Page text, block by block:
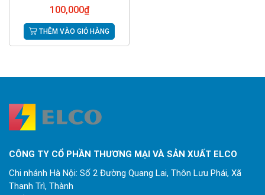
100,000₫
THÊM VÀO GIỎ HÀNG
CÔNG TY CỔ PHẦN THƯƠNG MẠI VÀ SẢN XUẤT ELCO
Chi nhánh Hà Nội: Số 2 Đường Quang Lai, Thôn Lưu Phái, Xã
Thanh Trì, Thành